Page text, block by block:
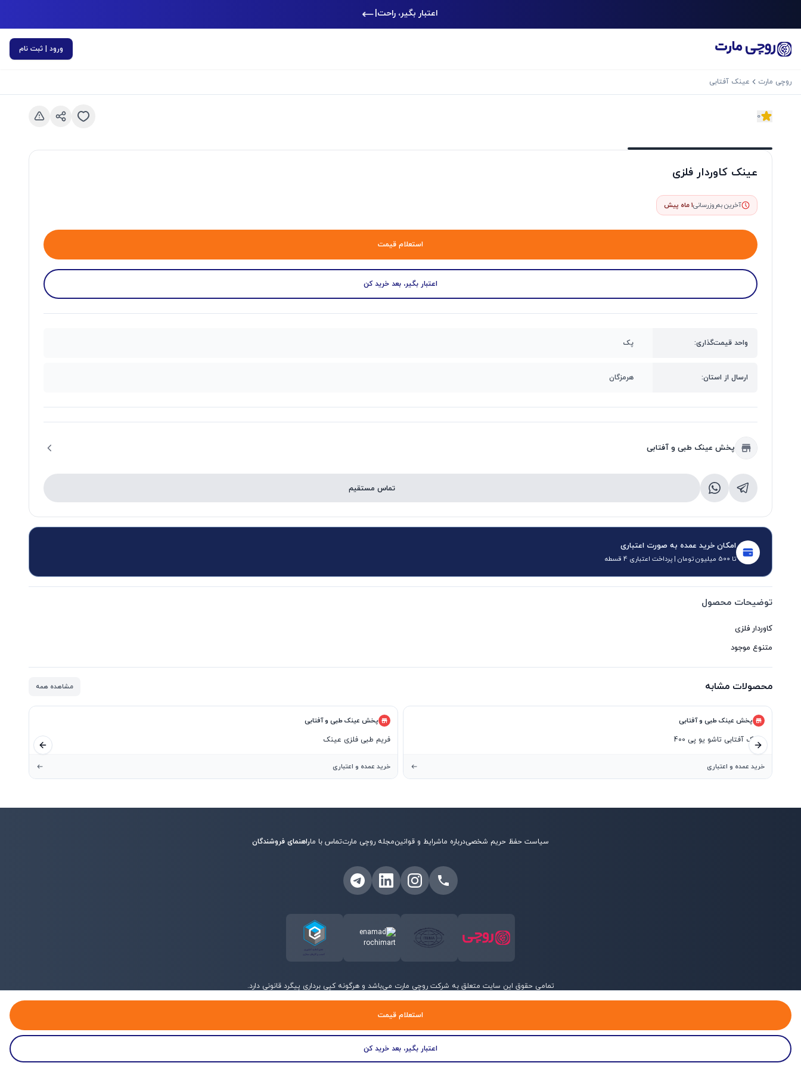
اعتبار بگیر، راحت‌تر خ|
ورود | ثبت نام
روچی مارت عینک آفتابی
0
عینک کاوردار فلزی
آخرین به‌روزرسانی1 ماه پیش
استعلام قیمت
اعتبار بگیر، بعد خرید کن
واحد قیمت‌گذاری: پک
ارسال از استان: هرمزگان
پخش عینک طبی و آفتابی
تماس مستقیم
امکان خرید عمده به صورت اعتباری
تا 500 میلیون تومان | پرداخت اعتباری 4 قسطه
توضیحات محصول
متنوع موجود
محصولات مشابه مشاهده همه
پخش عینک طبی و آفتابی
فریم طبی فلزی عینک
خرید عمده و اعتباری
پخش عینک طبی و آفتابی
عینک آفتابی تاشو یو پی 400
خرید عمده و اعتباری
اسلاید قبلی اسلاید بعدی
استعلام قیمت
اعتبار بگیر، بعد خرید کن
سیاست حفظ حریم شخصیدرباره ماشرایط و قوانینمجله روچی مارتتماس با ماراهنمای فروشندگان
تمامی حقوق این سایت متعلق به شرکت روچی مارت می‌باشد و هرگونه کپی برداری پیگرد قانونی دارد.
©
2026روچی مارت - تمامی حقوق محفوظ است.
خانه منو جستجو پروفایل